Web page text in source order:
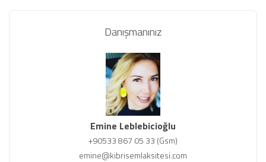
Danışmanınız
Emine Leblebicioğlu
+90533 867 05 33 (Gsm)
emine@kibrisemlaksitesi.com